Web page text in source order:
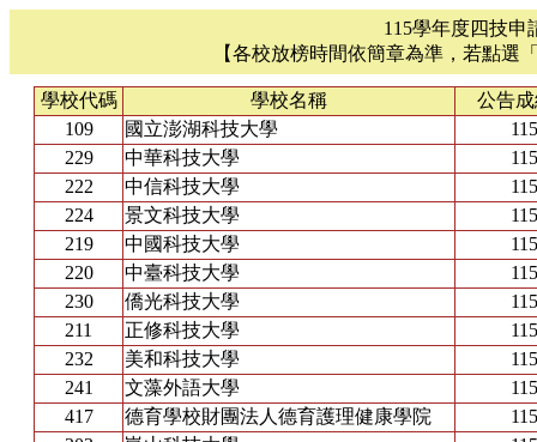
115學年度四技申
【各校放榜時間依簡章為準，若點選
學校代碼 學校名稱
公告
109
國立澎湖科技大學
229
中華科技大學
222
中信科技大學
224
景文科技大學
219
中國科技大學
220
中臺科技大學
230
僑光科技大學
211
正修科技大學
232
美和科技大學
241
文藻外語大學
417
德育學校財團法人德育護理健康學院